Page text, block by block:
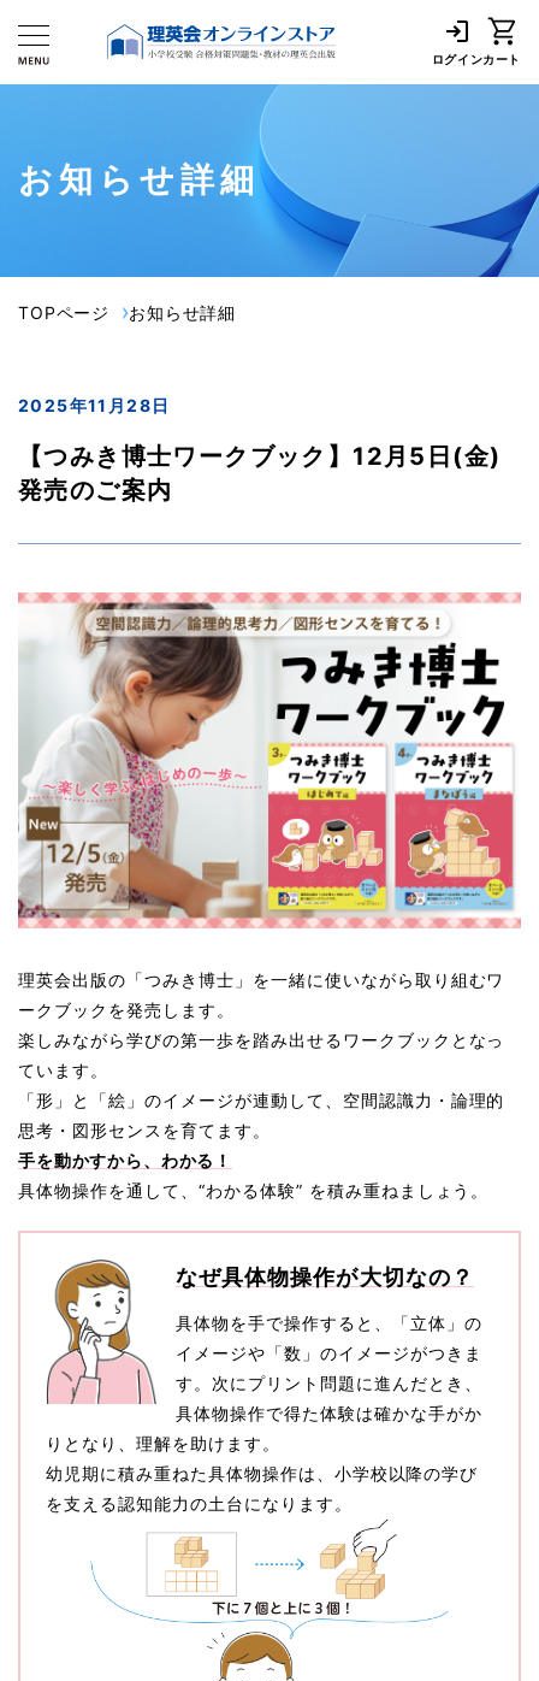
ログインカート
お知らせ詳細
TOPページ お知らせ詳細
2025年11月28日
【つみき博士ワークブック】12月5日(金)
発売のご案内
理英会出版の「つみき博士」を一緒に使いながら取り組むワ
ークブックを発売します。
楽しみながら学びの第一歩を踏み出せるワークブックとなっ
ています。
「形」と「絵」のイメージが連動して、空間認識力・論理的
思考・図形センスを育てます。
手を動かすから、わかる！
具体物操作を通して、“わかる体験” を積み重ねましょう。
なぜ具体物操作が大切なの？
具体物を手で操作すると、「立体」の
イメージや「数」のイメージがつきま
す。次にプリント問題に進んだとき、
具体物操作で得た体験は確かな手がか
りとなり、理解を助けます。
幼児期に積み重ねた具体物操作は、小学校以降の学び
を支える認知能力の土台になります。